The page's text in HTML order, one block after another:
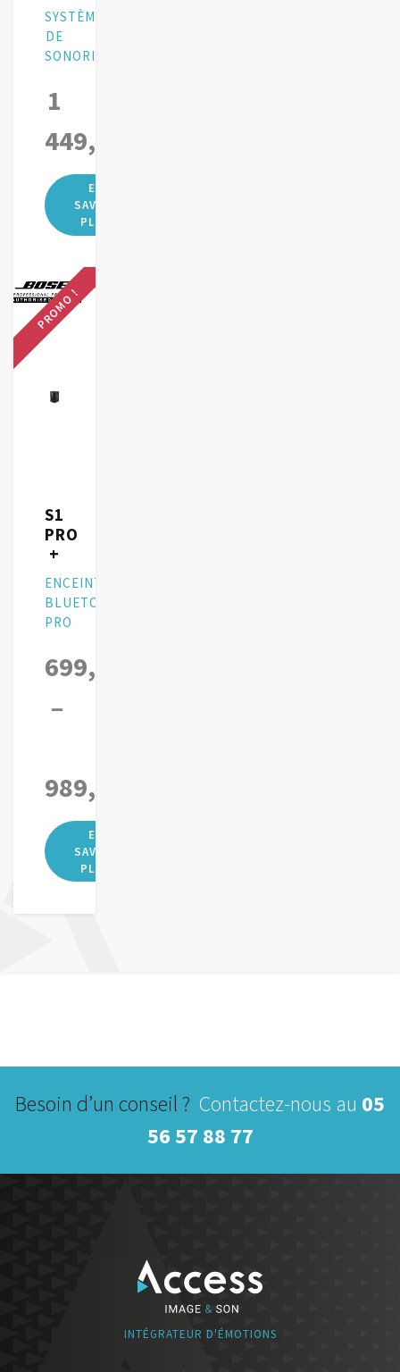
SYSTÈME
DE
SONORISATION
1
449,00
PROMO !
S1
PRO
+
ENCEINTE
BLUETOOTH
PRO
699,00
–
989,90
Plage
de
prix :
Besoin d’un conseil ? Contactez-nous au 05
56 57 88 77
INTÉGRATEUR D'ÉMOTIONS